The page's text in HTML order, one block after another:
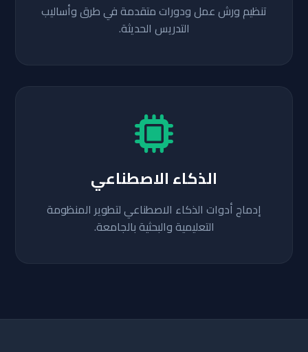
تنظيم ورش عمل ودورات متقدمة في طرق وأساليب
التدريس الحديثة.
الذكاء الاصطناعي
إدماج أدوات الذكاء الاصطناعي لتطوير المنظومة
التعليمية والبحثية بالجامعة.